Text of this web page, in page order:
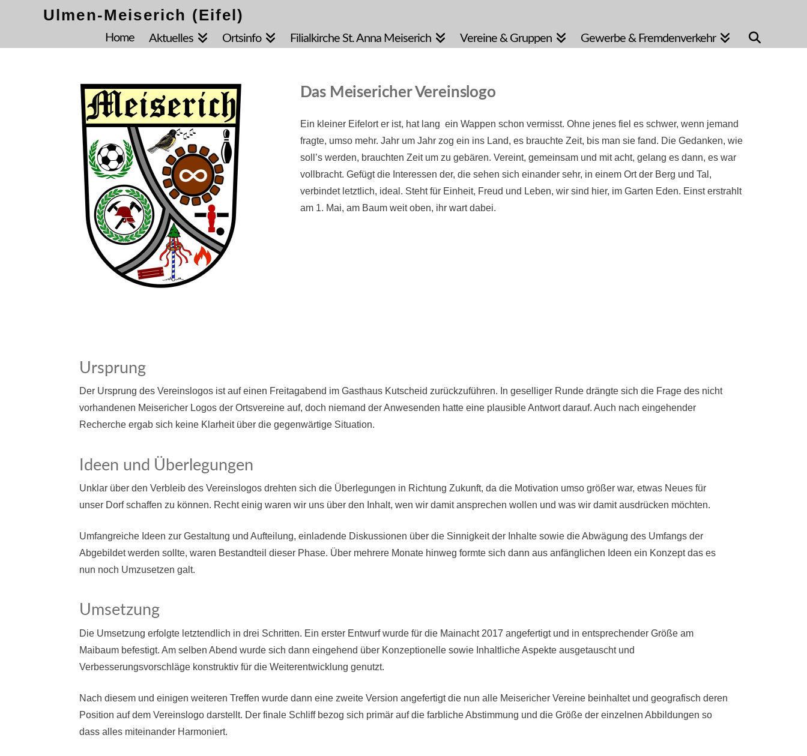
Ulmen-Meiserich (Eifel)
Home Aktuelles Ortsinfo Filialkirche St. Anna Meiserich Vereine & Gruppen Gewerbe & Fremdenverkehr
Das Meisericher Vereinslogo
Ein kleiner Eifelort er ist, hat lang ein Wappen schon vermisst. Ohne jenes fiel es schwer, wenn jemand
fragte, umso mehr. Jahr um Jahr zog ein ins Land, es brauchte Zeit, bis man sie fand. Die Gedanken, wie
soll’s werden, brauchten Zeit um zu gebären. Vereint, gemeinsam und mit acht, gelang es dann, es war
vollbracht. Gefügt die Interessen der, die sehen sich einander sehr, in einem Ort der Berg und Tal,
verbindet letztlich, ideal. Steht für Einheit, Freud und Leben, wir sind hier, im Garten Eden. Einst erstrahlt
am 1. Mai, am Baum weit oben, ihr wart dabei.
Ursprung
Der Ursprung des Vereinslogos ist auf einen Freitagabend im Gasthaus Kutscheid zurückzuführen. In geselliger Runde drängte sich die Frage des nicht
vorhandenen Meisericher Logos der Ortsvereine auf, doch niemand der Anwesenden hatte eine plausible Antwort darauf. Auch nach eingehender
Recherche ergab sich keine Klarheit über die gegenwärtige Situation.
Ideen und Überlegungen
Unklar über den Verbleib des Vereinslogos drehten sich die Überlegungen in Richtung Zukunft, da die Motivation umso größer war, etwas Neues für
unser Dorf schaffen zu können. Recht einig waren wir uns über den Inhalt, wen wir damit ansprechen wollen und was wir damit ausdrücken möchten.
Umfangreiche Ideen zur Gestaltung und Aufteilung, einladende Diskussionen über die Sinnigkeit der Inhalte sowie die Abwägung des Umfangs der
Abgebildet werden sollte, waren Bestandteil dieser Phase. Über mehrere Monate hinweg formte sich dann aus anfänglichen Ideen ein Konzept das es
nun noch Umzusetzen galt.
Umsetzung
Die Umsetzung erfolgte letztendlich in drei Schritten. Ein erster Entwurf wurde für die Mainacht 2017 angefertigt und in entsprechender Größe am
Maibaum befestigt. Am selben Abend wurde sich dann eingehend über Konzeptionelle sowie Inhaltliche Aspekte ausgetauscht und
Verbesserungsvorschläge konstruktiv für die Weiterentwicklung genutzt.
Nach diesem und einigen weiteren Treffen wurde dann eine zweite Version angefertigt die nun alle Meisericher Vereine beinhaltet und geografisch deren
Position auf dem Vereinslogo darstellt. Der finale Schliff bezog sich primär auf die farbliche Abstimmung und die Größe der einzelnen Abbildungen so
dass alles miteinander Harmoniert.